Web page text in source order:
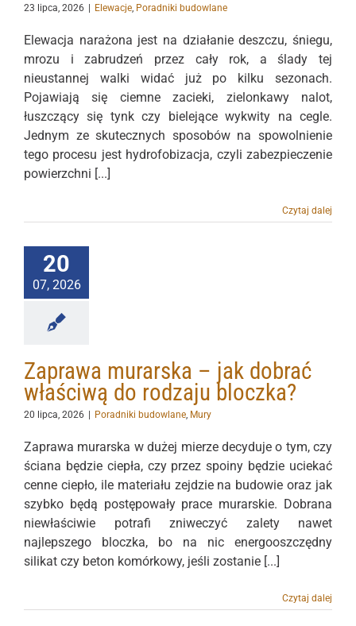
23 lipca, 2026 Elewacje, Poradniki budowlane
Elewacja narażona jest na działanie deszczu, śniegu,
mrozu i zabrudzeń przez cały rok, a ślady tej
nieustannej walki widać już po kilku sezonach.
Pojawiają się ciemne zacieki, zielonkawy nalot,
łuszczący się tynk czy bielejące wykwity na cegle.
Jednym ze skutecznych sposobów na spowolnienie
tego procesu jest hydrofobizacja, czyli zabezpieczenie
powierzchni [...]
Czytaj dalej
20
07, 2026
Zaprawa murarska – jak dobrać
właściwą do rodzaju bloczka?
20 lipca, 2026 Poradniki budowlane, Mury
Zaprawa murarska w dużej mierze decyduje o tym, czy
ściana będzie ciepła, czy przez spoiny będzie uciekać
cenne ciepło, ile materiału zejdzie na budowie oraz jak
szybko będą postępowały prace murarskie. Dobrana
niewłaściwie potrafi zniweczyć zalety nawet
najlepszego bloczka, bo na nic energooszczędny
silikat czy beton komórkowy, jeśli zostanie [...]
Czytaj dalej